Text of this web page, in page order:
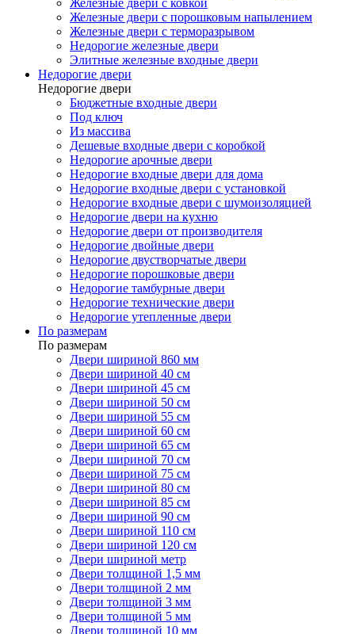
Железные двери с ковкой
Железные двери с порошковым напылением
Железные двери с терморазрывом
Недорогие железные двери
Элитные железные входные двери
Недорогие двери
Недорогие двери
Бюджетные входные двери
Под ключ
Из массива
Дешевые входные двери с коробкой
Недорогие арочные двери
Недорогие входные двери для дома
Недорогие входные двери с установкой
Недорогие входные двери с шумоизоляцией
Недорогие двери на кухню
Недорогие двери от производителя
Недорогие двойные двери
Недорогие двустворчатые двери
Недорогие порошковые двери
Недорогие тамбурные двери
Недорогие технические двери
Недорогие утепленные двери
По размерам
По размерам
Двери шириной 860 мм
Двери шириной 40 см
Двери шириной 45 см
Двери шириной 50 см
Двери шириной 55 см
Двери шириной 60 см
Двери шириной 65 см
Двери шириной 70 см
Двери шириной 75 см
Двери шириной 80 см
Двери шириной 85 см
Двери шириной 90 см
Двери шириной 110 см
Двери шириной 120 см
Двери шириной метр
Двери толщиной 1,5 мм
Двери толщиной 2 мм
Двери толщиной 3 мм
Двери толщиной 5 мм
Двери толщиной 10 мм